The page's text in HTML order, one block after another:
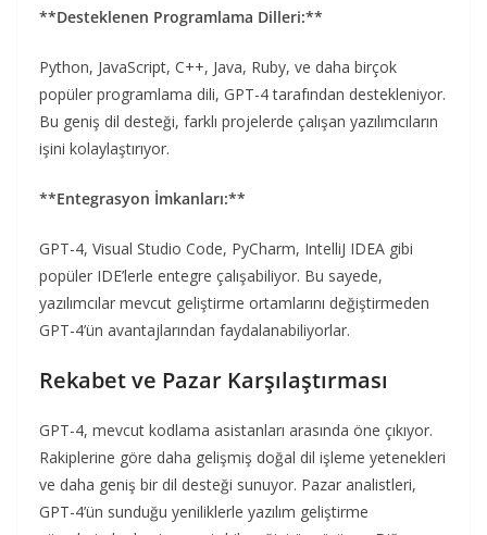
**Desteklenen Programlama Dilleri:**
Python, JavaScript, C++, Java, Ruby, ve daha birçok
popüler programlama dili, GPT-4 tarafından destekleniyor.
Bu geniş dil desteği, farklı projelerde çalışan yazılımcıların
işini kolaylaştırıyor.
**Entegrasyon İmkanları:**
GPT-4, Visual Studio Code, PyCharm, IntelliJ IDEA gibi
popüler IDE’lerle entegre çalışabiliyor. Bu sayede,
yazılımcılar mevcut geliştirme ortamlarını değiştirmeden
GPT-4’ün avantajlarından faydalanabiliyorlar.
Rekabet ve Pazar Karşılaştırması
GPT-4, mevcut kodlama asistanları arasında öne çıkıyor.
Rakiplerine göre daha gelişmiş doğal dil işleme yetenekleri
ve daha geniş bir dil desteği sunuyor. Pazar analistleri,
GPT-4’ün sunduğu yeniliklerle yazılım geliştirme